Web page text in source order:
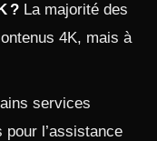
? La majorité des
4K, mais à
services
l’assistance